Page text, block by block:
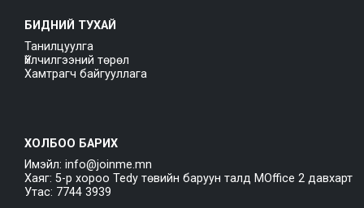
БИДНИЙ ТУХАЙ
Танилцуулга
Үйлчилгээний төрөл
Хамтрагч байгууллага
ХОЛБОО БАРИХ
Имэйл: info@joinme.mn
Хаяг: 5-р хороо Tedy төвийн баруун талд MOffice 2 давхарт
Утас: 7744 3939